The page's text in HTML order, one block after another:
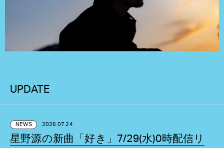
UPDATE
NEWS 2026 07 24
星野源の新曲「好き」7/29(水)0時配信リ